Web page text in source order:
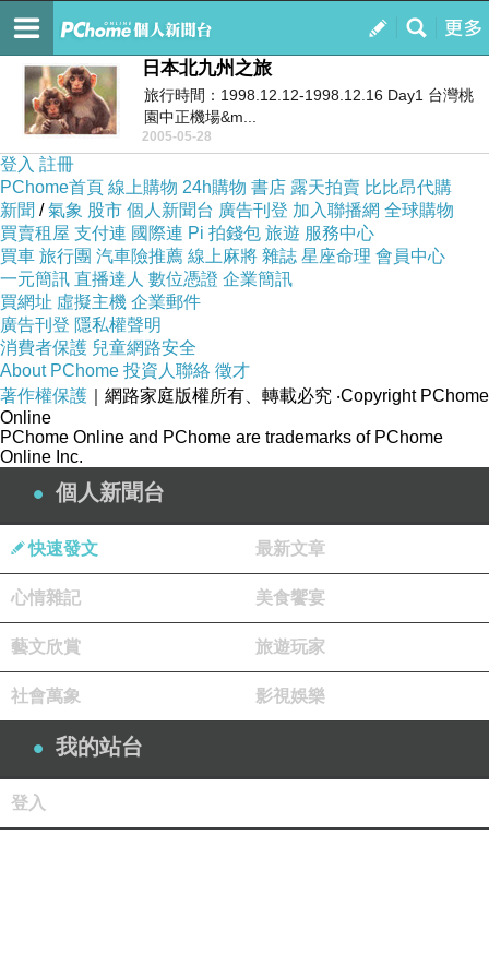
我的
訂閱
Bluejohn旅行趣
日本北九州之旅
旅行時間：1998.12.12-1998.12.16 Day1 台灣桃
園中正機場&m...
2005-05-28
登入 註冊
PChome首頁 線上購物 24h購物 書店 露天拍賣 比比昂代購
新聞 /氣象 股市 個人新聞台 廣告刊登 加入聯播網 全球購物
買賣租屋 支付連 國際連 Pi 拍錢包 旅遊 服務中心
買車 旅行團 汽車險推薦 線上麻將 雜誌 星座命理 會員中心
一元簡訊 直播達人 數位憑證 企業簡訊
買網址 虛擬主機 企業郵件
廣告刊登 隱私權聲明
消費者保護 兒童網路安全
About PChome 投資人聯絡 徵才
著作權保護 ｜網路家庭版權所有、轉載必究 ‧Copyright PChome
Online
PChome Online and PChome are trademarks of PChome
Online Inc.
個人新聞台
快速發文 最新文章
心情雜記 美食饗宴
藝文欣賞 旅遊玩家
社會萬象 影視娛樂
我的站台
登入